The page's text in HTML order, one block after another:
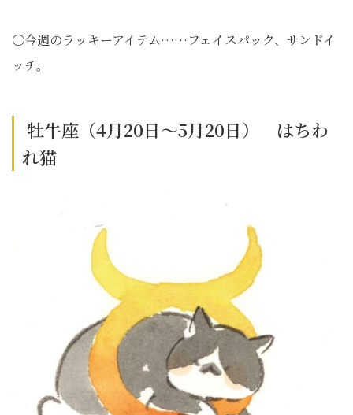
〇今週のラッキーアイテム……フェイスパック、サンドイ
ッチ。
牡牛座（4月20日～5月20日） はちわ
れ猫